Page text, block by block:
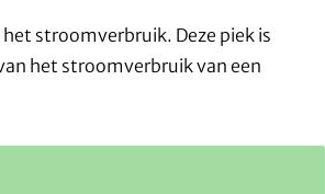
stroomverbruik. Deze piek is
het stroomverbruik van een